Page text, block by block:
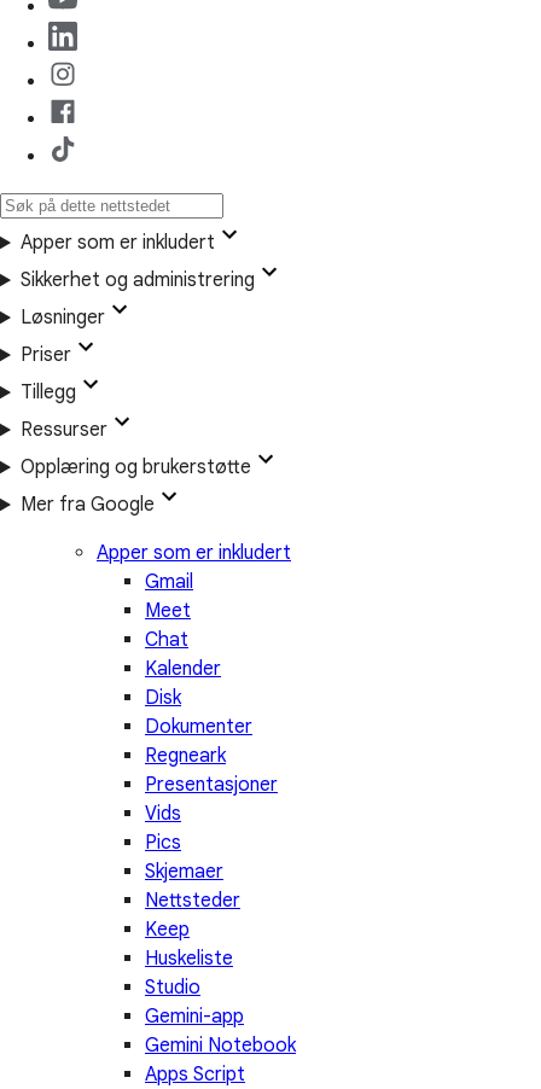
Apper som er inkludert
Sikkerhet og administrering
Løsninger
Priser
Tillegg
Ressurser
Opplæring og brukerstøtte
Mer fra Google
Apper som er inkludert
Gmail
Meet
Chat
Kalender
Disk
Dokumenter
Regneark
Presentasjoner
Vids
Pics
Skjemaer
Nettsteder
Keep
Huskeliste
Studio
Gemini-app
Gemini Notebook
Apps Script